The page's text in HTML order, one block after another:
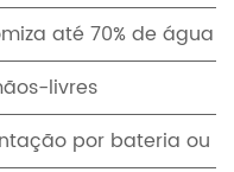
até 70% de água
livres
por bateria ou